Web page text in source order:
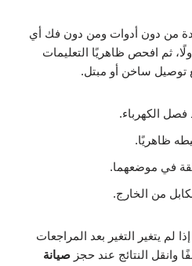
من دون أدوات ومن دون فك أي
ثم افحص ظاهريًا التعليمات
توصيل ساخن أو مبتل.
الكهرباء.
ظاهريًا.
في موضعهما.
من الخارج.
لم يتغير التغير بعد المراجعات
وانقل النتائج عند حجز صيانة